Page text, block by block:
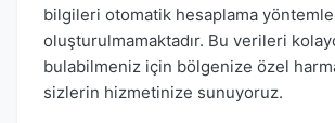
bilgileri otomatik hesaplama
oluşturulmamaktadır. Bu verileri
bulabilmeniz için bölgenize özel
sizlerin hizmetinize sunuyoruz.